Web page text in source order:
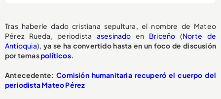
Tras haberle dado cristiana sepultura, el nombre de Mateo
Pérez Rueda, periodista asesinado en Briceño (Norte de
Antioquia), ya se ha convertido hasta en un foco de discusión
por temaspolíticos.
Antecedente:Comisión humanitaria recuperó el cuerpo del
periodista Mateo Pérez